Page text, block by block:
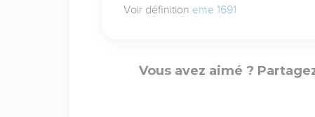
Voir définition eme 1691
Vous avez aimé ?